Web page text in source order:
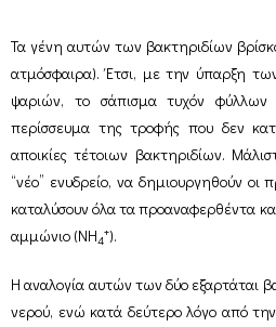
Τα γένη αυτών των βακτηριδίων
ατμόσφαιρα). Έτσι, με την ύπαρξη
ψαριών, το σάπισμα τυχόν
περίσσευμα της τροφής που δεν
αποικίες τέτοιων βακτηριδίων.
“νέο” ενυδρείο, να δημιουργηθούν οι
καταλύσουν όλα τα προαναφερθέντα
αμμώνιο (ΝΗ4
+).
H αναλογία αυτών των δύο εξαρτάται
νερού, ενώ κατά δεύτερο λόγο από